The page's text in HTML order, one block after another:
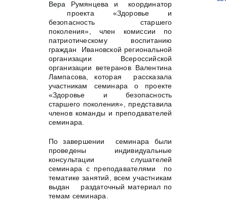
Вера Румянцева и координатор
проекта «Здоровье и
безопасность старшего
поколения», член комиссии по
патриотическому воспитанию
граждан Ивановской региональной
организации Всероссийской
организации ветеранов Валентина
Лампасова, которая рассказала
участникам семинара о проекте
«Здоровье и безопасность
старшего поколения», представила
членов команды и преподавателей
семинара.
По завершении семинара были
проведены индивидуальные
консультации слушателей
семинара с преподавателями по
тематике занятий, всем участникам
выдан раздаточный материал по
темам семинара.